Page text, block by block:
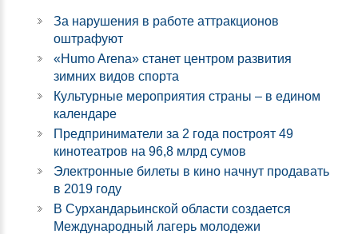
За нарушения в работе аттракционов
оштрафуют
«Humo Arena» станет центром развития
зимних видов спорта
Культурные мероприятия страны – в едином
календаре
Предприниматели за 2 года построят 49
кинотеатров на 96,8 млрд сумов
Электронные билеты в кино начнут продавать
в 2019 году
В Сурхандарьинской области создается
Международный лагерь молодежи